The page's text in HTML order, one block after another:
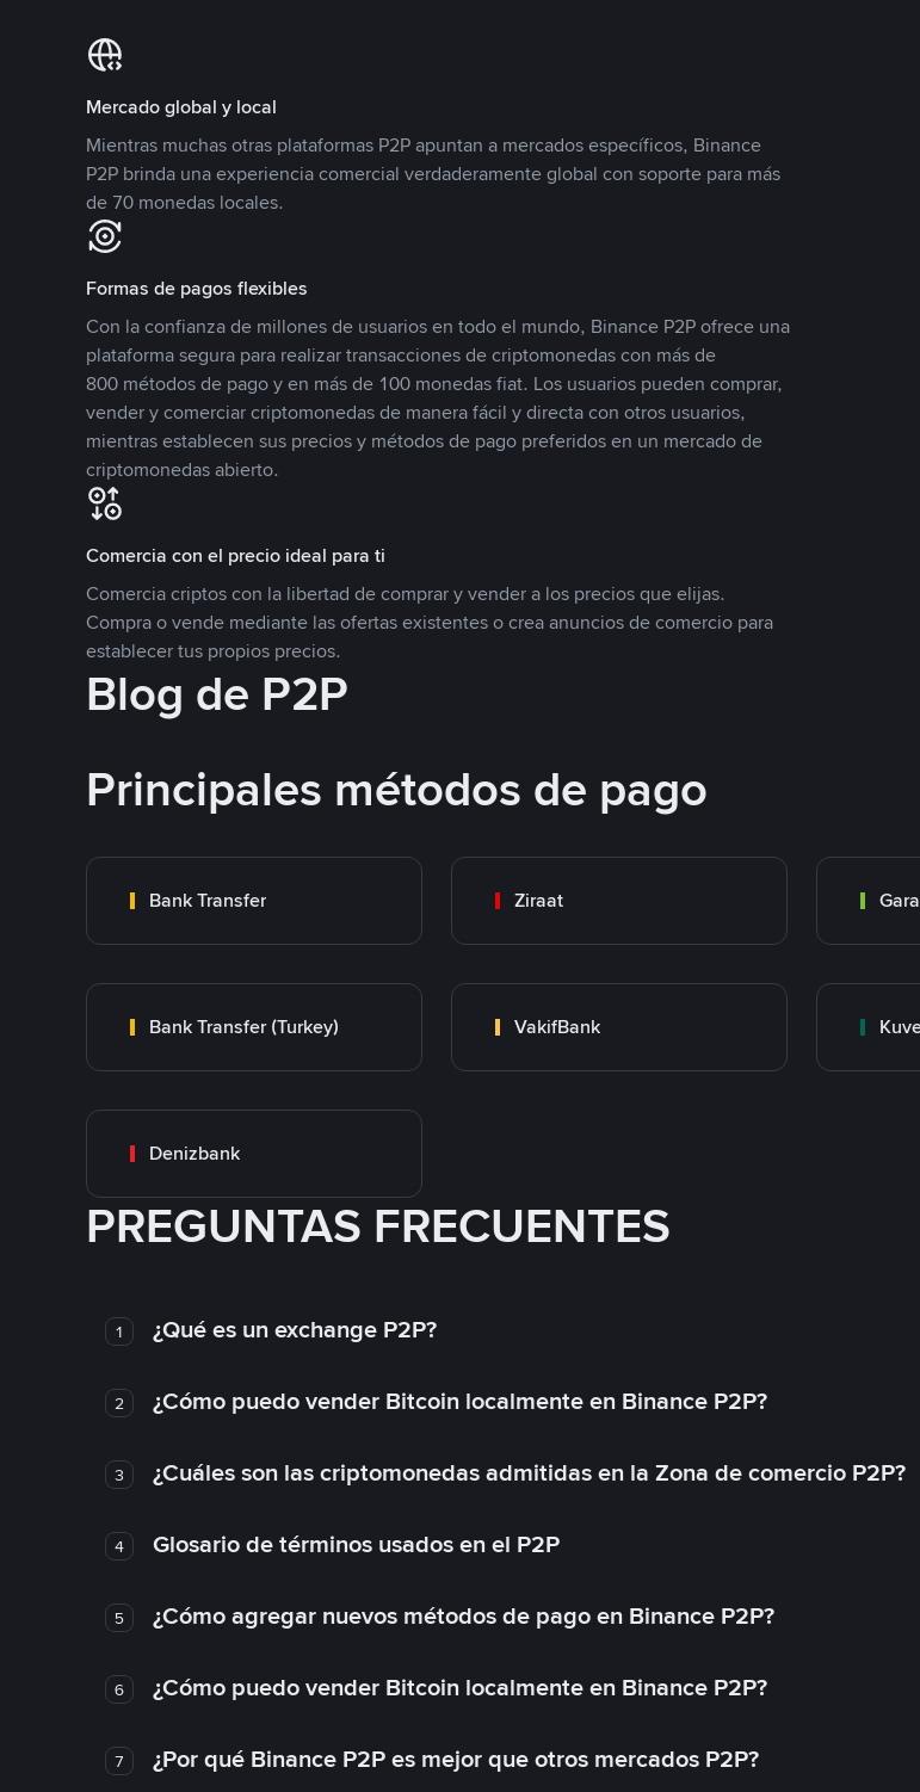
Mercado global y local
Mientras muchas otras plataformas P2P apuntan a mercados específicos, Binance
P2P brinda una experiencia comercial verdaderamente global con soporte para más
de 70 monedas locales.
Formas de pagos flexibles
Con la confianza de millones de usuarios en todo el mundo, Binance P2P ofrece una
plataforma segura para realizar transacciones de criptomonedas con más de
800 métodos de pago y en más de 100 monedas fiat. Los usuarios pueden comprar,
vender y comerciar criptomonedas de manera fácil y directa con otros usuarios,
mientras establecen sus precios y métodos de pago preferidos en un mercado de
criptomonedas abierto.
Comercia con el precio ideal para ti
Comercia criptos con la libertad de comprar y vender a los precios que elijas.
Compra o vende mediante las ofertas existentes o crea anuncios de comercio para
establecer tus propios precios.
Blog de P2P
Principales métodos de pago
Bank Transfer Ziraat
Bank Transfer (Turkey) VakifBank
Denizbank
PREGUNTAS FRECUENTES
1 ¿Qué es un exchange P2P?
2 ¿Cómo puedo vender Bitcoin localmente en Binance P2P?
3 ¿Cuáles son las criptomonedas admitidas en la Zona de comercio P2P?
4 Glosario de términos usados en el P2P
5 ¿Cómo agregar nuevos métodos de pago en Binance P2P?
6 ¿Cómo puedo vender Bitcoin localmente en Binance P2P?
7 ¿Por qué Binance P2P es mejor que otros mercados P2P?